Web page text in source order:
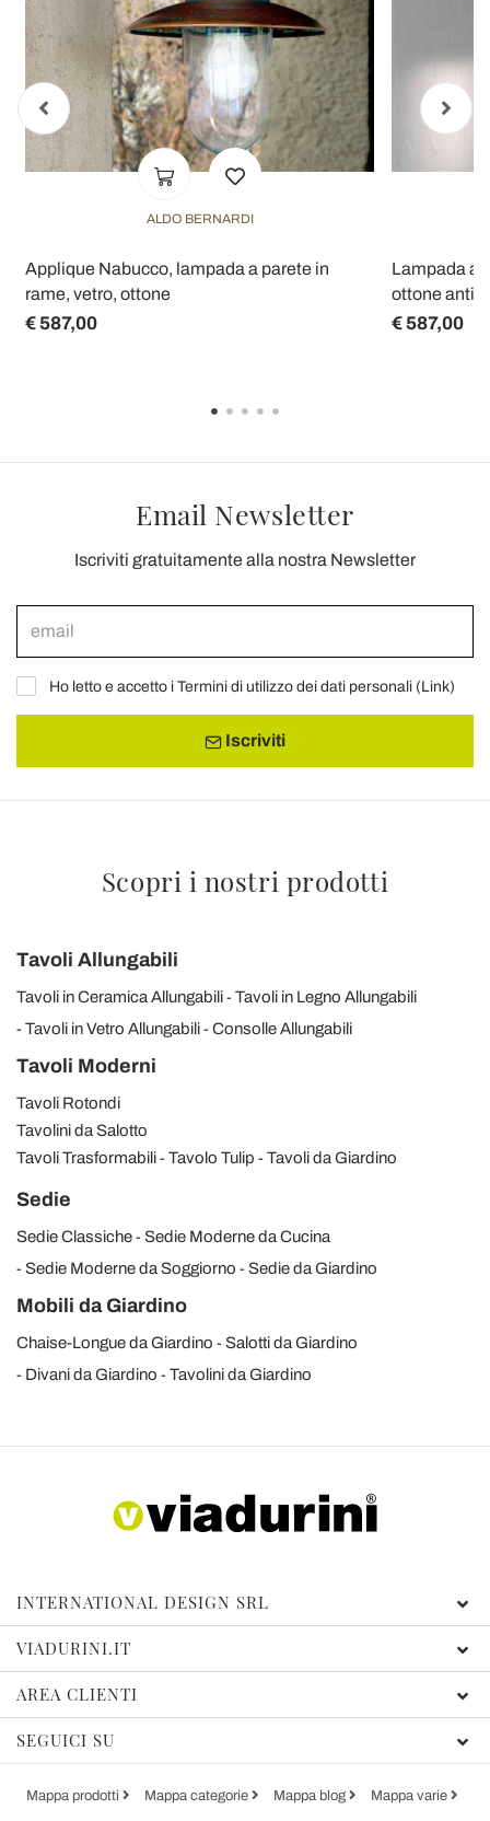
ALDO BERNARDI
Applique Nabucco, lampada a parete in
rame, vetro, ottone
€ 587,00
Lampada a
ottone
€ 587,00
Email Newsletter
Iscriviti gratuitamente alla nostra Newsletter
Ho letto e accetto i Termini di utilizzo dei dati personali (Link)
Iscriviti
Scopri i nostri prodotti
Tavoli Allungabili
Tavoli in Ceramica Allungabili
Tavoli in Legno Allungabili
Tavoli in Vetro Allungabili
Consolle Allungabili
Tavoli Moderni
Tavoli Rotondi
Tavolini da Salotto
Tavoli Trasformabili
Tavolo Tulip Tavoli da Giardino
Sedie
Sedie Classiche
Sedie Moderne da Cucina
Sedie Moderne da Soggiorno
Sedie da Giardino
Mobili da Giardino
Chaise-Longue da Giardino
Salotti da Giardino
Divani da Giardino
Tavolini da Giardino
INTERNATIONAL DESIGN SRL
VIADURINI.IT
AREA CLIENTI
SEGUICI SU
Mappa prodotti Mappa categorie Mappa blog Mappa varie